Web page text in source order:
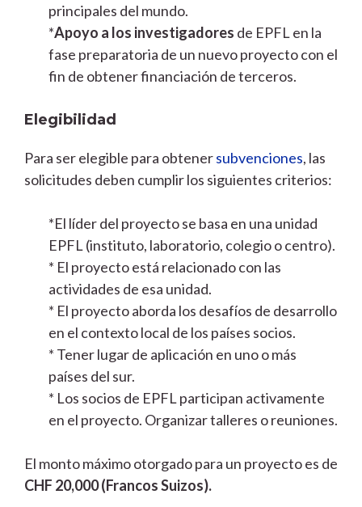
principales del mundo.
*Apoyo a los investigadores de EPFL en la
fase preparatoria de un nuevo proyecto con el
fin de obtener financiación de terceros.
Elegibilidad
Para ser elegible para obtenersubvenciones, las
solicitudes deben cumplir los siguientes criterios:
*El líder del proyecto se basa en una unidad
EPFL (instituto, laboratorio, colegio o centro).
* El proyecto está relacionado con las
actividades de esa unidad.
* El proyecto aborda los desafíos de desarrollo
en el contexto local de los países socios.
* Tener lugar de aplicación en uno o más
países del sur.
* Los socios de EPFL participan activamente
en el proyecto. Organizar talleres o reuniones.
El monto máximo otorgado para un proyecto es de
CHF 20,000 (Francos Suizos).